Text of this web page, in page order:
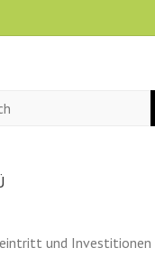
und Investitionen